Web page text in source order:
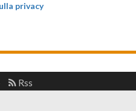
privacy
Rss